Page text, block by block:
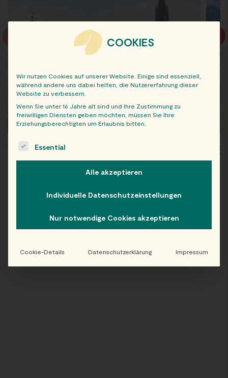
WIEN
Folge uns auf Instagram!
COOKIES
Wir nutzen Cookies auf unserer Website. Einige sind essenziell,
während andere uns dabei helfen, die Nutzererfahrung dieser
Website zu verbessern.
Wenn Sie unter 16 Jahre alt sind und Ihre Zustimmung zu
freiwilligen Diensten geben möchten, müssen Sie Ihre
Erziehungsberechtigten um Erlaubnis bitten.
The following is a list of service groups for which consent
Essential
Alle akzeptieren
Individuelle Datenschutzeinstellungen
Nur notwendige Cookies akzeptieren
Cookie-Details Datenschutzerklärung Impressum